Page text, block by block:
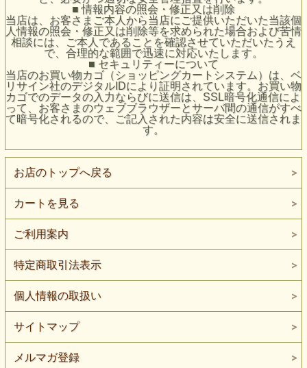
■ 情報内容の照会・修正又は削除
当店は、お客さまご本人から当店にご提供いただいた当該個
人情報の照会・修正又は削除等を求められた場合および苦情
相談には、ご本人であることを確認させていただいたうえ
で、合理的な範囲で迅速に対応いたします。
■ セキュリティーについて
当店のお買い物カゴ（ショッピングカートシステム）は、ベ
リサイン社のデジタルIDにより証明されています。お買い物
カゴでのデータの入力ならびに送信は、SSL暗号化通信によ
って、お客さまのウェブブラウザーとサーバ間の通信がすべ
て暗号化されるので、ご記入された内容は安全に送信されま
す。
お店のトップへ戻る
カートを見る
ご利用案内
特定商取引法表示
個人情報の取扱い
サイトマップ
メルマガ登録